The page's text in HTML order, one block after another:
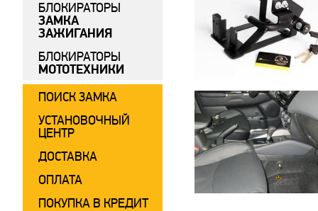
БЛОКИРАТОРЫ
ЗАМКА
ЗАЖИГАНИЯ
БЛОКИРАТОРЫ
МОТОТЕХНИКИ
ПОИСК ЗАМКА
УСТАНОВОЧНЫЙ
ЦЕНТР
ДОСТАВКА
ОПЛАТА
ПОКУПКА В КРЕДИТ